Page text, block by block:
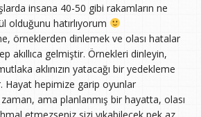
insana 40-50 gibi rakamların ne
olduğunu hatırlıyorum
örneklerden dinlemek ve olası hatalar
akıllıca gelmiştir. Örnekleri dinleyin,
aklınızın yatacağı bir yedekleme
Hayat hepimize garip oyunlar
ama planlanmış bir hayatta, olası